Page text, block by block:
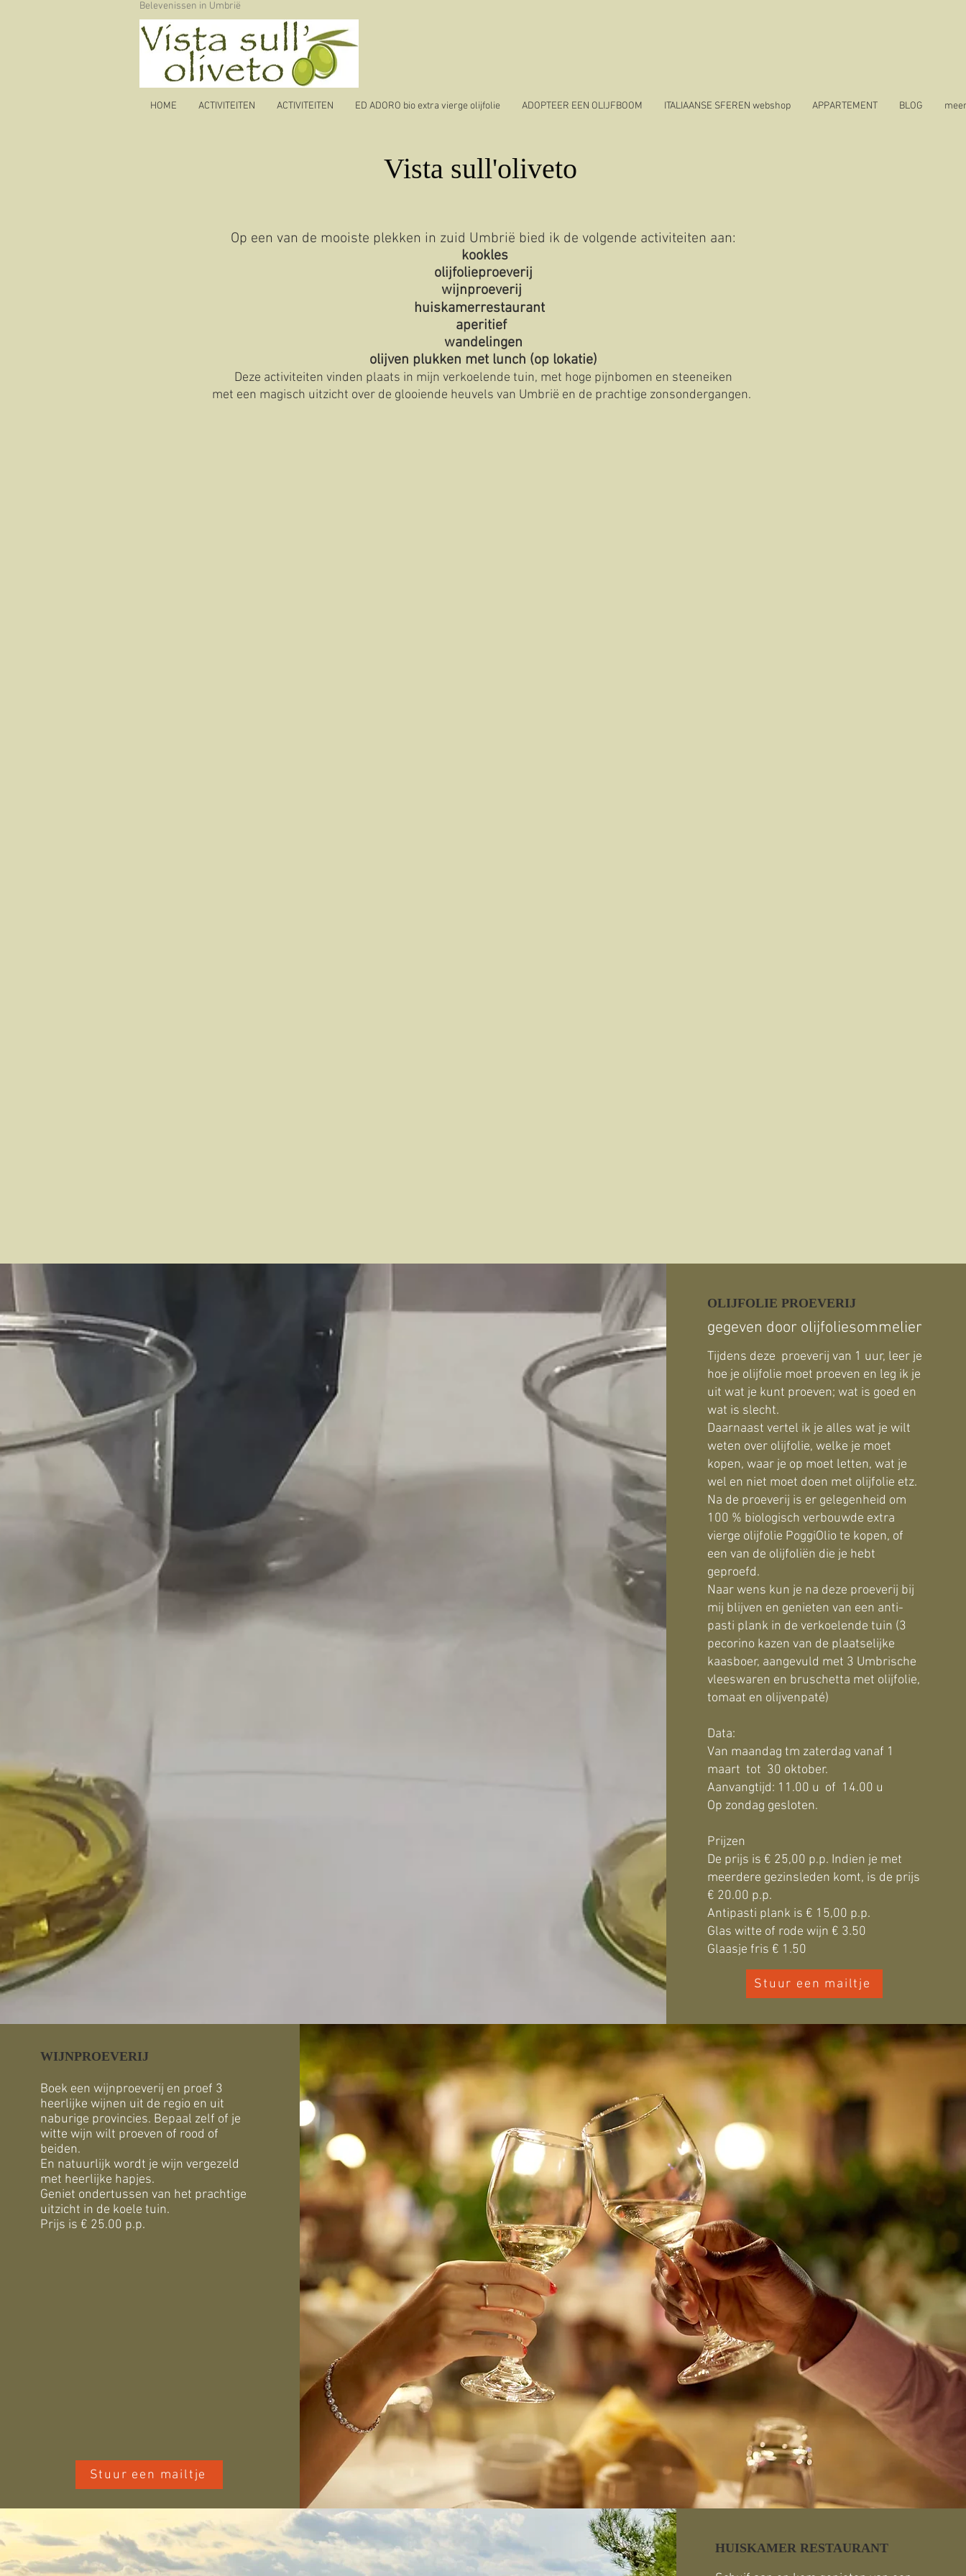
Belevenissen in Umbrië
HOME ACTIVITEITEN ACTIVITEITEN ED ADORO bio extra vierge olijfolie ADOPTEER EEN OLIJFBOOM ITALIAANSE SFEREN webshop APPARTEMENT BLOG
Vista sull'oliveto
Op een van de mooiste plekken in zuid Umbrië bied ik de volgende activiteiten aan:
kookles
olijfolieproeverij
wijnproeverij
huiskamerrestaurant
aperitief
wandelingen
olijven plukken met lunch (op lokatie)
Deze activiteiten vinden plaats in mijn verkoelende tuin, met hoge pijnbomen en steeneiken
met een magisch uitzicht over de glooiende heuvels van Umbrië en de prachtige zonsondergangen.
OLIJFOLIE PROEVERIJ
gegeven door olijfoliesommelier
Tijdens deze proeverij van 1 uur, leer je
hoe je olijfolie moet proeven en leg ik je
uit wat je kunt proeven; wat is goed en
wat is slecht.
Daarnaast vertel ik je alles wat je wilt
weten over olijfolie, welke je moet
kopen, waar je op moet letten, wat je
wel en niet moet doen met olijfolie etz.
Na de proeverij is er gelegenheid om
100 % biologisch verbouwde extra
vierge olijfolie PoggiOlio te kopen, of
een van de olijfoliën die je hebt
geproefd.
Naar wens kun je na deze proeverij bij
mij blijven en genieten van een anti-
pasti plank in de verkoelende tuin (3
pecorino kazen van de plaatselijke
kaasboer, aangevuld met 3 Umbrische
vleeswaren en bruschetta met olijfolie,
tomaat en olijvenpaté)
Data:
Van maandag tm zaterdag vanaf 1
maart tot 30 oktober.
Aanvangtijd: 11.00 u of 14.00 u
Op zondag gesloten.
Prijzen
De prijs is € 25,00 p.p. Indien je met
meerdere gezinsleden komt, is de prijs
€ 20.00 p.p.
Antipasti plank is € 15,00 p.p.
Glas witte of rode wijn € 3.50
Glaasje fris € 1.50
Stuur een mailtje
WIJNPROEVERIJ
Boek een wijnproeverij en proef 3
heerlijke wijnen uit de regio en uit
naburige provincies. Bepaal zelf of je
witte wijn wilt proeven of rood of
beiden.
En natuurlijk wordt je wijn vergezeld
met heerlijke hapjes.
Geniet ondertussen van het prachtige
uitzicht in de koele tuin.
Prijs is € 25.00 p.p.
Stuur een mailtje
HUISKAMER RESTAURANT